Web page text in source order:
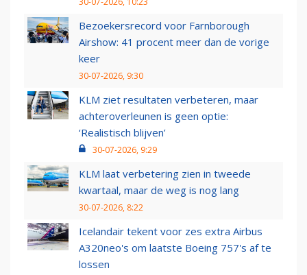
Bezoekersrecord voor Farnborough
Airshow: 41 procent meer dan de vorige
keer
30-07-2026, 9:30
KLM ziet resultaten verbeteren, maar
achteroverleunen is geen optie:
‘Realistisch blijven’
30-07-2026, 9:29
KLM laat verbetering zien in tweede
kwartaal, maar de weg is nog lang
30-07-2026, 8:22
Icelandair tekent voor zes extra Airbus
A320neo's om laatste Boeing 757's af te
lossen